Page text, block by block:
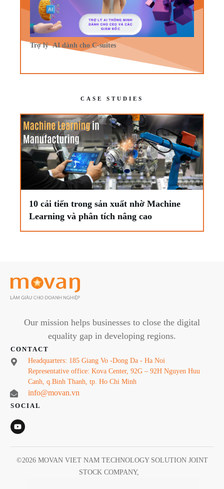
Trợ lý AI dành cho C-suites
CASE STUDIES
10 cải tiến trong sản xuất nhờ Machine
Learning và phân tích nâng cao
Our mission helps businesses to close the digital
equality gap in developing regions.
CONTACT
Headquarters: 185 Giang Vo -Dong Da - Ha Noi
Representative office: Kova Center, 92G – 92H Nguyen Huu
Canh, q.Binh Thanh, tp. Ho Chi Minh
info@movan.vn
SOCIAL
©2026 MOVAN VIET NAM TECHNOLOGY SOLUTION JOINT
STOCK COMPANY,